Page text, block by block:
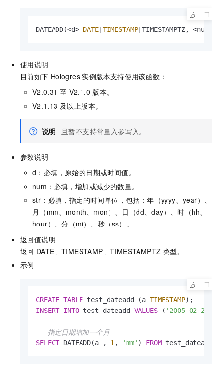
DATEADD(<d> DATE TIMESTAMP TIMESTAMPTZ, <num
使用说明
目前如下 Hologres 实例版本支持使用该函数：
V2.0.31 至 V2.1.0 版本。
V2.1.13 及以上版本。
说明 且暂不支持常量入参写入。
参数说明
d：必填，原始的日期或时间值。
num：必填，增加或减少的数量。
str：必填，指定的时间单位，包括：年（yyyy、year）、
月（mm、month、mon）、日（dd、day）、时（hh、
hour）、分（mi）、秒（ss）。
返回值说明
返回 DATE、TIMESTAMP、TIMESTAMPTZ 类型。
示例
CREATE TABLE test_dateadd (a TIMESTAMP
INSERT INTO test_dateadd VALUES ( '2005-02-28
-- 指定日期增加一个月
SELECT DATEADD(a , 1 , 'mm' ) FROM test_dateadd;